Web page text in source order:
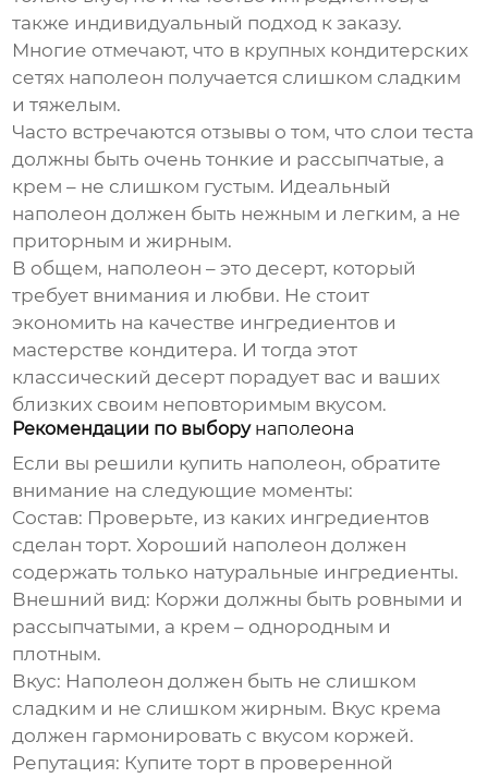
также индивидуальный подход к заказу.
Многие отмечают, что в крупных кондитерских
сетях наполеон получается слишком сладким
и тяжелым.
Часто встречаются отзывы о том, что слои теста
должны быть очень тонкие и рассыпчатые, а
крем – не слишком густым. Идеальный
наполеон должен быть нежным и легким, а не
приторным и жирным.
В общем, наполеон – это десерт, который
требует внимания и любви. Не стоит
экономить на качестве ингредиентов и
мастерстве кондитера. И тогда этот
классический десерт порадует вас и ваших
близких своим неповторимым вкусом.
Рекомендации по выбору наполеона
Если вы решили купить наполеон, обратите
внимание на следующие моменты:
Состав: Проверьте, из каких ингредиентов
сделан торт. Хороший наполеон должен
содержать только натуральные ингредиенты.
Внешний вид: Коржи должны быть ровными и
рассыпчатыми, а крем – однородным и
плотным.
Вкус: Наполеон должен быть не слишком
сладким и не слишком жирным. Вкус крема
должен гармонировать с вкусом коржей.
Репутация: Купите торт в проверенной